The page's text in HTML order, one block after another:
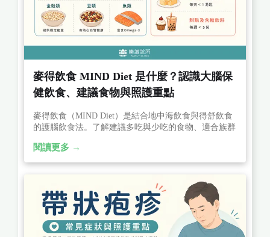
麥得飲食 MIND Diet 是什麼？認識大腦保
健飲食、建議食物與照護重點
麥得飲食（MIND Diet）是結合地中海飲食與得舒飲食
的護腦飲食法。了解建議多吃與少吃的食物、適合族群
症風險。
閱讀更多 →